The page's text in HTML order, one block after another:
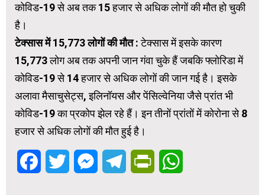
कोविड-19 से अब तक 15 हजार से अधिक लोगों की मौत हो चुकी
है।
टेक्सास में 15,773 लोगों की मौत :टेक्सास में इसके कारण
15,773 लोग अब तक अपनी जान गंवा चुके हैं जबकि फ्लोरिडा में
कोविड-19 से 14 हजार से अधिक लोगों की जान गई है। इसके
अलावा मैसाचुसेट्स, इलिनॉयस और पेंसिल्वेनिया जैसे प्रांत भी
कोविड-19 का प्रकोप झेल रहे हैं। इन तीनों प्रांतों में कोरोना से 8
हजार से अधिक लोगों की मौत हुई है।
FacebookTwitter MessengerTelegramPrintFriendly